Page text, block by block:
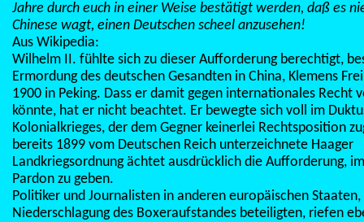
Jahre durch euch in einer Weise bestätigt werden, daß es
Chinese wagt, einen Deutschen scheel anzusehen!
Aus Wikipedia:
Wilhelm II. fühlte sich zu dieser Aufforderung berechtigt,
Ermordung des deutschen Gesandten in China, Klemens
1900 in Peking. Dass er damit gegen internationales Recht
könnte, hat er nicht beachtet. Er bewegte sich voll im
Kolonialkrieges, der dem Gegner keinerlei Rechtsposition
bereits 1899 vom Deutschen Reich unterzeichnete Haager
Landkriegsordnung ächtet ausdrücklich die Aufforderung,
Pardon zu geben.
Politiker und Journalisten in anderen europäischen
Niederschlagung des Boxeraufstandes beteiligten, riefen